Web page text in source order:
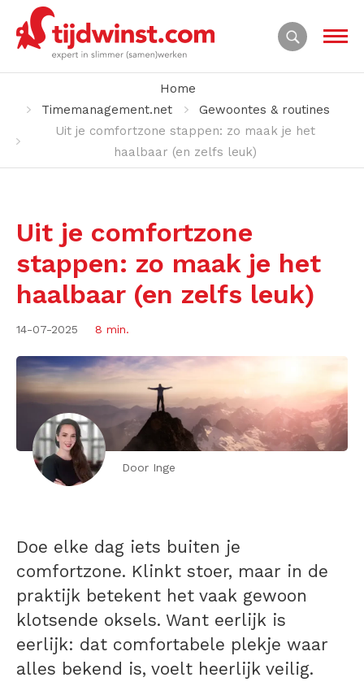
Home
Timemanagement.net
Gewoontes & routines
Uit je comfortzone stappen: zo maak je het
haalbaar (en zelfs leuk)
Uit je comfortzone
stappen: zo maak je het
haalbaar (en zelfs leuk)
14-07-2025 8 min.
Door Inge
Doe elke dag iets buiten je
comfortzone. Klinkt stoer, maar in de
praktijk betekent het vaak gewoon
klotsende oksels. Want eerlijk is
eerlijk: dat comfortabele plekje waar
alles bekend is, voelt heerlijk veilig.